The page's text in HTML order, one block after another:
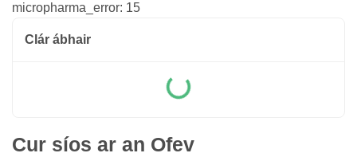
micropharma_error: 15
Clár ábhair
Cur síos ar an Ofev